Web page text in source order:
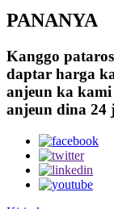
PANANYA
Kanggo
daptar harga
anjeun ka
anjeun dina 24